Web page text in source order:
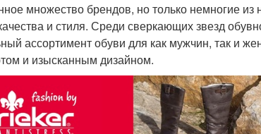
множество брендов, но только немногие из
и стиля. Среди сверкающих звезд
ассортимент обуви для как мужчин, так и
и изысканным дизайном.